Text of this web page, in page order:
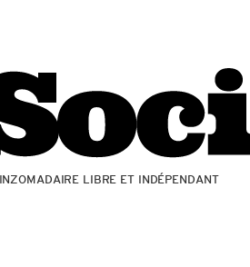
LIBRE ET INDÉPENDANT